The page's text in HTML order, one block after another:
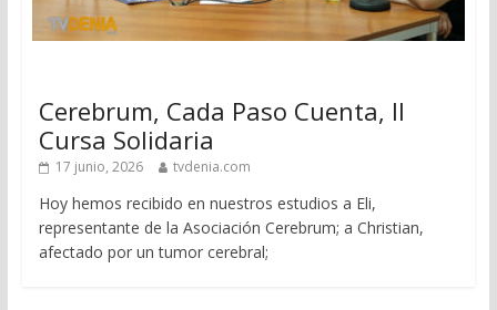
Cerebrum, Cada Paso Cuenta, II
Cursa Solidaria
17 junio, 2026 tvdenia.com
Hoy hemos recibido en nuestros estudios a Eli,
representante de la Asociación Cerebrum; a Christian,
afectado por un tumor cerebral;